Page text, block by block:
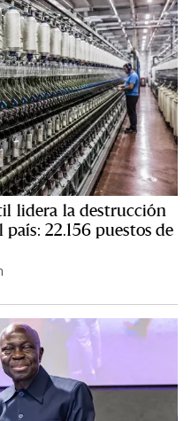
lidera la destrucción
22.156 puestos de